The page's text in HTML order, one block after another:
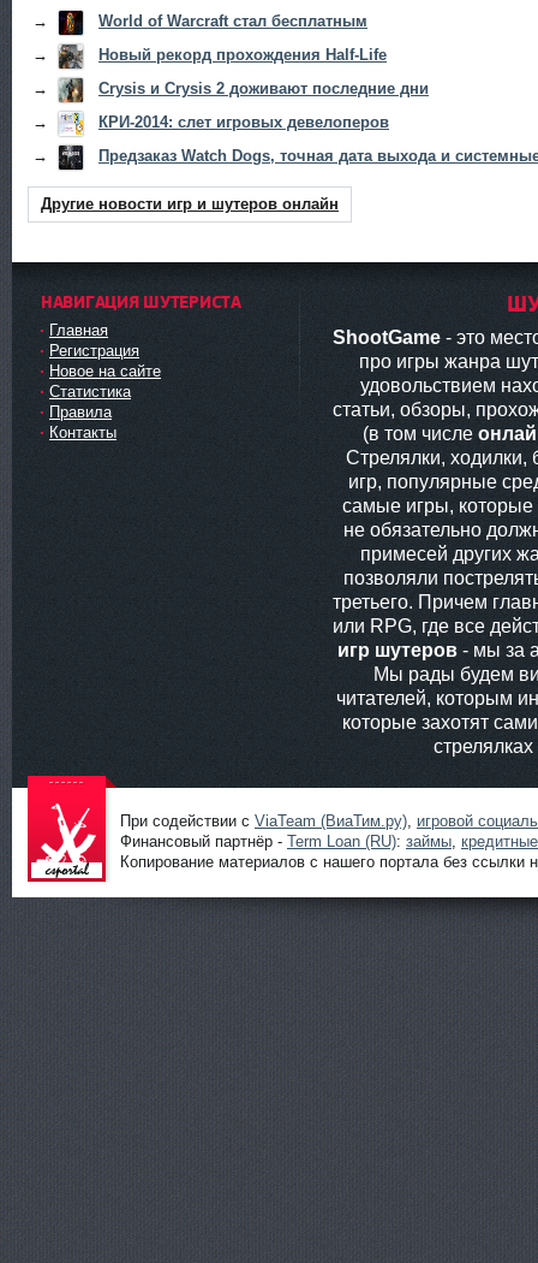
→
World of Warcraft стал бесплатным
→
Новый рекорд прохождения Half-Life
→
Crysis и Crysis 2 доживают последние дни
→
КРИ-2014: слет игровых девелоперов
→
Предзаказ Watch Dogs, точная дата выхода и
Другие новости игр и шутеров онлайн
НАВИГАЦИЯ ШУТЕРИСТА
Главная
Регистрация
Новое на сайте
Статистика
Правила
Контакты
ShootGame- это
про игры жанра
удовольствием
статьи, обзоры,
(в том числе
Стрелялки, ходилки,
игр, популярные
самые игры, которые
не обязательно
примесей других
позволяли
третьего. Причем
или RPG, где все
игр шутеров- мы за
Мы рады будем
читателей, которым
которые захотят
Шутеры
онлайн от
ShootGame:
новости,
статьи,
обзоры и
прохождени
я игр
При содействии с ViaTeam (ВиаТим.ру) игровой
Финансовый партнёр - Term Loan (RU): займы
Копирование материалов с нашего портала без ссылки